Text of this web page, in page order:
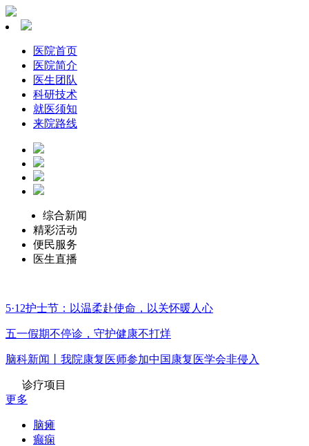
医院首页
医院简介
医生团队
科研技术
就医须知
来院路线
综合新闻
精彩活动
便民服务
医生直播
5·12护士节：以温柔赴使命，以关怀暖人心
五一假期不停诊，守护健康不打烊
脑科新闻丨我院康复医师参加中国康复医学会非侵入
诊疗项目
更多
脑瘫
癫痫